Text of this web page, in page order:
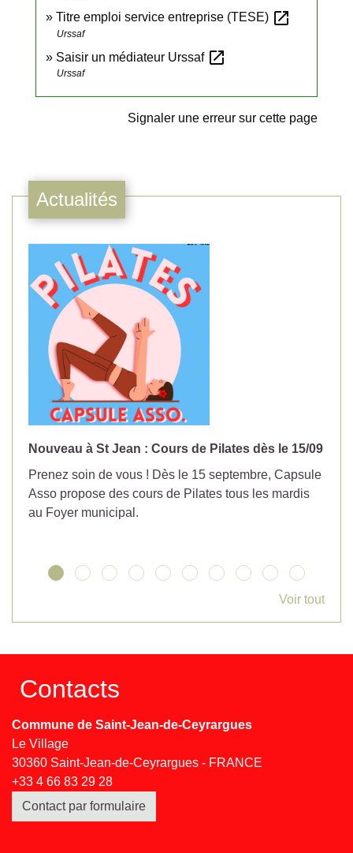
Titre emploi service entreprise (TESE) open_in_new
Urssaf
Saisir un médiateur Urssaf open_in_new
Urssaf
Signaler une erreur sur cette page
Actualités
Nouveau à St Jean : Cours de Pilates dès le 15/09
Prenez soin de vous ! Dès le 15 septembre, Capsule
Asso propose des cours de Pilates tous les mardis
au Foyer municipal.
Voir tout
Contacts
Commune de Saint-Jean-de-Ceyrargues
Le Village
30360 Saint-Jean-de-Ceyrargues - FRANCE
+33 4 66 83 29 28
Contact par formulaire